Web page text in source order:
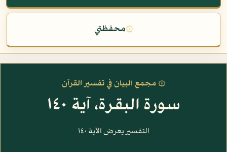
۞محفظتي
۞ مجمع البيان في تفسير القرآن
سورة البقرة، آية ١٤٠
التفسير يعرض الآية ١٤٠